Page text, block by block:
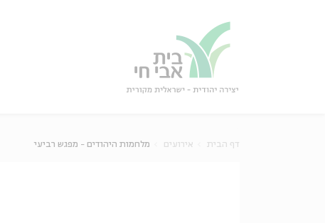
דף הבית אירועים מלחמות היהודים - מפגש רביעי